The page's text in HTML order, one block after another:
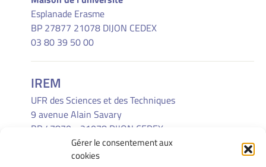
Gérer le consentement aux
cookies
Esplanade Erasme
BP 27877 21078 DIJON CEDEX
03 80 39 50 00
IREM
UFR des Sciences et des Techniques
9 avenue Alain Savary
BP 47870 - 21078 DIJON CEDEX
(33) 03 80 39 52 30